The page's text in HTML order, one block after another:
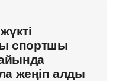
спортшы
айында
жеңіп алды